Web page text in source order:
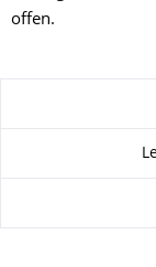
offen.